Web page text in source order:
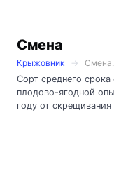
Смена
Крыжовник
Сорт среднего
плодово-ягодной
году от скрещивания